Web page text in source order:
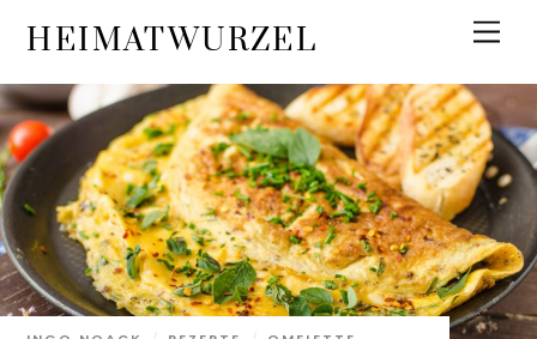
content
HEIMATWURZEL